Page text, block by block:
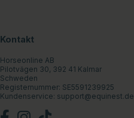
Kontakt
Horseonline AB
Pilotvägen 30, 392 41 Kalmar
Schweden
Registernummer: SE5591239925
Kundenservice: support@equinest.de